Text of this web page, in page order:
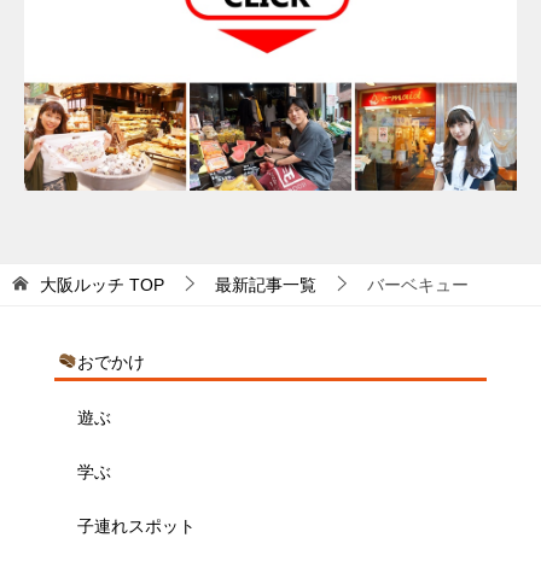
大阪ルッチ TOP 最新記事一覧 バーベキュー
おでかけ
遊ぶ
学ぶ
子連れスポット